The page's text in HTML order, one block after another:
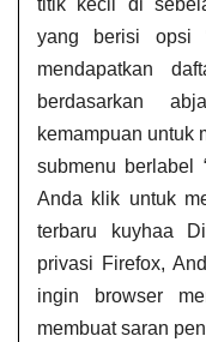
yang berisi opsi
mendapatkan
berdasarkan
kemampuan untuk
submenu berlabel
Anda klik untuk
terbaru kuyhaa​
privasi Firefox,
ingin browser
membuat saran